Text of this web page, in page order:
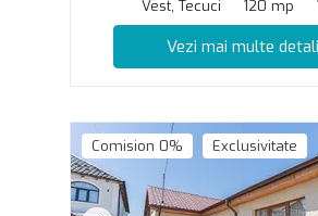
Vest, Tecuci
120 mp
Vezi mai multe
Comision 0% Exclusivitate